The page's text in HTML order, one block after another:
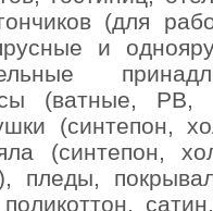
(для
и
(ватные,
(синтепон,
(синтепон,
пледы,